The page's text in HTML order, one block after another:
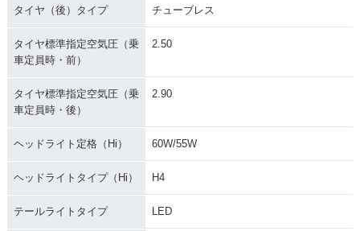
タイヤ（後）タイプ チューブレス
タイヤ標準指定空気圧（乗
車定員時・前）
2.50
タイヤ標準指定空気圧（乗
車定員時・後）
2.90
ヘッドライト定格（Hi） 60W/55W
ヘッドライトタイプ（Hi） H4
テールライトタイプ LED